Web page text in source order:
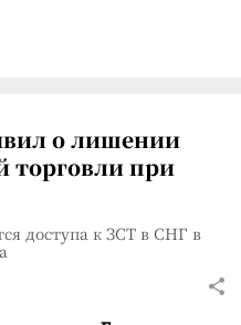
о лишении
торговли при
доступа к ЗСТ в СНГ в